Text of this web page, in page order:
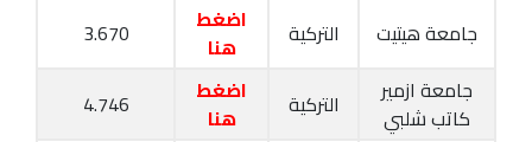
جامعة هيتيت
التركية
اضغط
هنا
3.670
جامعة ازمير
كاتب شلبي
التركية
اضغط
هنا
4.746